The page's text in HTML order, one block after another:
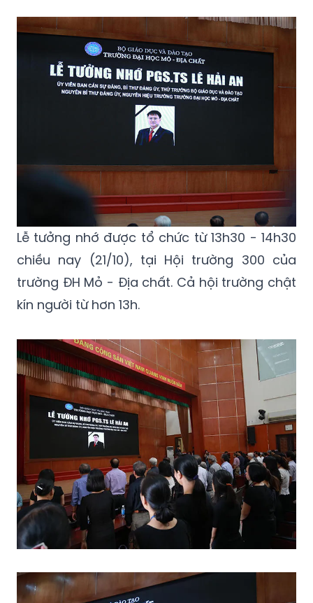
trưởng Bộ Giáo dục và Đào Tạo Lê Hải An.
Lễ tưởng nhớ được tổ chức từ 13h30 - 14h30
chiều nay (21/10), tại Hội trường 300 của
kín người từ hơn 13h.